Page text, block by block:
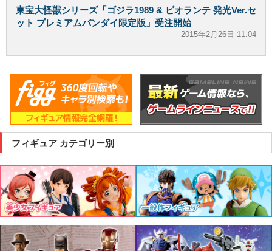
東宝大怪獣シリーズ「ゴジラ1989 & ビオランテ 発光Ver.セ
ット プレミアムバンダイ限定版」受注開始
2015年2月26日 11:04
フィギュア カテゴリー別